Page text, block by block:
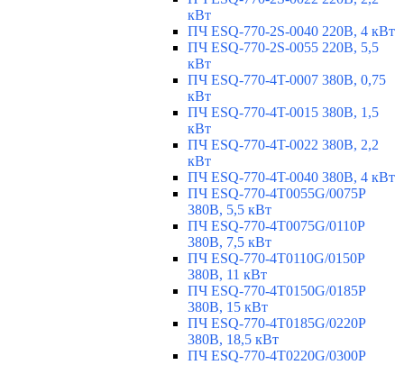
кВт
ПЧ ESQ-770-2S-0040 220В, 4 кВт
ПЧ ESQ-770-2S-0055 220В, 5,5
кВт
ПЧ ESQ-770-4T-0007 380В, 0,75
кВт
ПЧ ESQ-770-4T-0015 380В, 1,5
кВт
ПЧ ESQ-770-4T-0022 380В, 2,2
кВт
ПЧ ESQ-770-4T-0040 380В, 4 кВт
ПЧ ESQ-770-4T0055G/0075P
380В, 5,5 кВт
ПЧ ESQ-770-4T0075G/0110P
380В, 7,5 кВт
ПЧ ESQ-770-4T0110G/0150P
380В, 11 кВт
ПЧ ESQ-770-4T0150G/0185P
380В, 15 кВт
ПЧ ESQ-770-4T0185G/0220P
380В, 18,5 кВт
ПЧ ESQ-770-4T0220G/0300P